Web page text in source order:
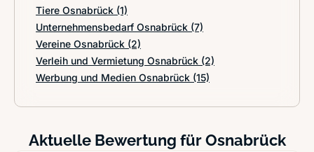
Tiere Osnabrück (1)
Unternehmensbedarf Osnabrück (7)
Vereine Osnabrück (2)
Verleih und Vermietung Osnabrück (2)
Werbung und Medien Osnabrück (15)
Aktuelle Bewertung für Osnabrück